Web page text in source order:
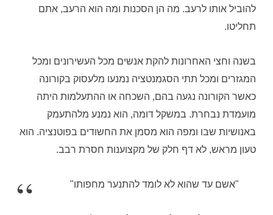
להוביל אותו לרעב. מה הן הסכנות ומה הוא הרעב, אתם
תחליטו.
בשנה וחצי האחרונות להקת אנשים מכל העשירונים ומכל
המגזרים ומכל תתי הסגמנטציה נמנעו מלעסוק בקורונה
כאשר הקורונה נגעה בהם, השכחה או ההתעלמות היתה
מועמדת נבחרת. במשקל דומה, הוא נמנע מלהתעמק
באנושיות שבו ומפה הוא מסמן את החשודים בפוטנציה. הוא
טעון מראש, לא דף חלק של מקצוענות חסרת רבב.
"אשם עד שהוא לא לומד להתנער מחפותו"